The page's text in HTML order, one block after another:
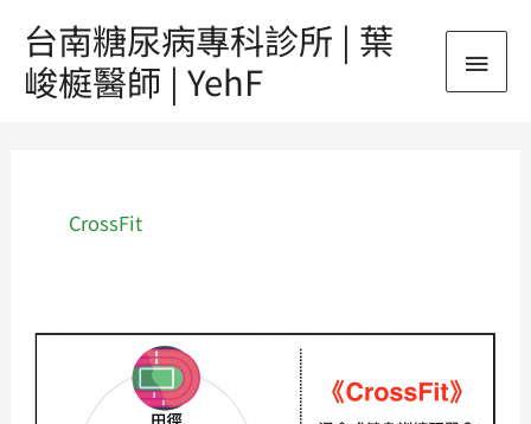
台南糖尿病專科診所 | 葉
峻榳醫師 | YehF
主
要
CrossFit
《CrossFit》